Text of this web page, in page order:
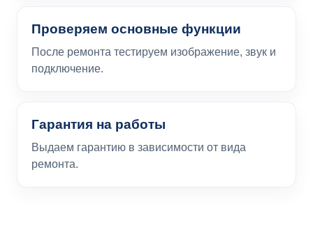
Проверяем основные функции
После ремонта тестируем изображение, звук и
подключение.
Гарантия на работы
Выдаем гарантию в зависимости от вида
ремонта.